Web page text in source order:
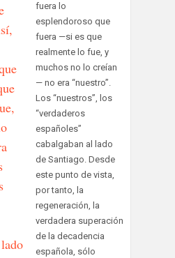
fuera lo
esplendoroso que
fuera —si es que
realmente lo fue, y
muchos no lo creían
— no era “nuestro”.
Los “nuestros”, los
“verdaderos
españoles”
cabalgaban al lado
de Santiago. Desde
este punto de vista,
por tanto, la
regeneración, la
verdadera superación
de la decadencia
española, sólo